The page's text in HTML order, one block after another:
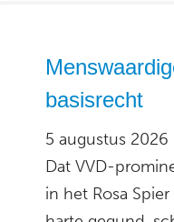
basisrecht
5 augustus 2026
Dat VVD-
in het Rosa